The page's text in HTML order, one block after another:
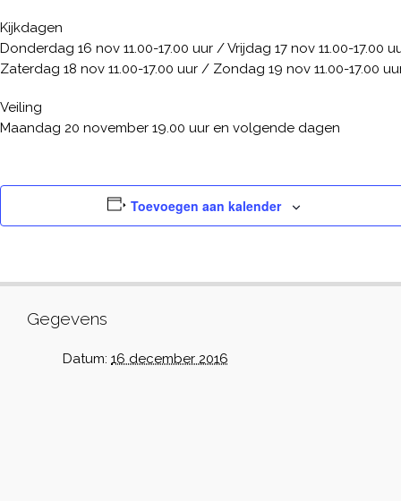
Kijkdagen
Donderdag 16 nov 11.00-17.00 uur / Vrijdag 17 nov 11.00-17.00
Zaterdag 18 nov 11.00-17.00 uur / Zondag 19 nov 11.00-17.00
Veiling
Maandag 20 november 19.00 uur en volgende dagen
Toevoegen aan kalender
Gegevens
Datum: 16 december 2016